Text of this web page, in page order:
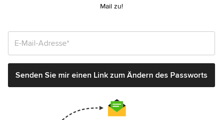
Mail zu!
E-Mail-Adresse*
Senden Sie mir einen Link zum Ändern des Passworts